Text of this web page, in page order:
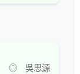
◎ 吳思源